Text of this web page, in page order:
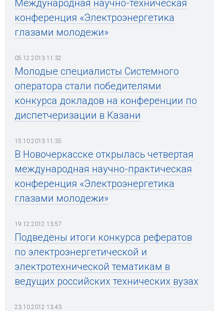
Международная научно-техническая
конференция «Электроэнергетика
глазами молодежи»
05.12.2013 11:32
Молодые специалисты Системного
оператора стали победителями
конкурса докладов на конференции по
диспетчеризации в Казани
15.10.2013 11:35
В Новочеркасске открылась четвертая
международная научно-практическая
конференция «Электроэнергетика
глазами молодежи»
19.12.2012 13:57
Подведены итоги конкурса рефератов
по электроэнергетической и
электротехнической тематикам в
ведущих российских технических вузах
23.10.2012 13:43